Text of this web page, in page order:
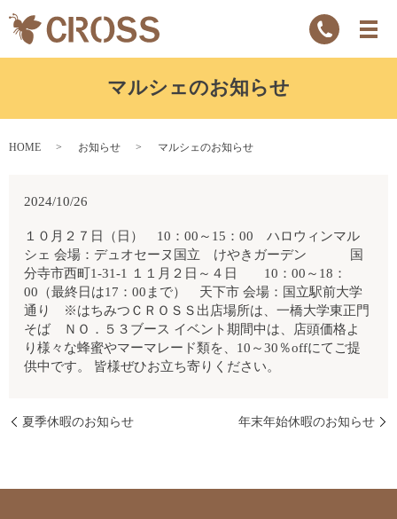
マルシェのお知らせ
HOME お知らせ マルシェのお知らせ
2024/10/26
１０月２７日（日） 10：00～15：00 ハロウィンマル
シェ 会場：デュオセーヌ国立 けやきガーデン 国
分寺市西町1-31-1 １１月２日～４日 10：00～18：
00（最終日は17：00まで） 天下市 会場：国立駅前大学
通り ※はちみつＣＲＯＳＳ出店場所は、一橋大学東正門
そば ＮＯ．５３ブース イベント期間中は、店頭価格よ
り様々な蜂蜜やマーマレード類を、10～30％offにてご提
供中です。 皆様ぜひお立ち寄りください。
夏季休暇のお知らせ 年末年始休暇のお知らせ